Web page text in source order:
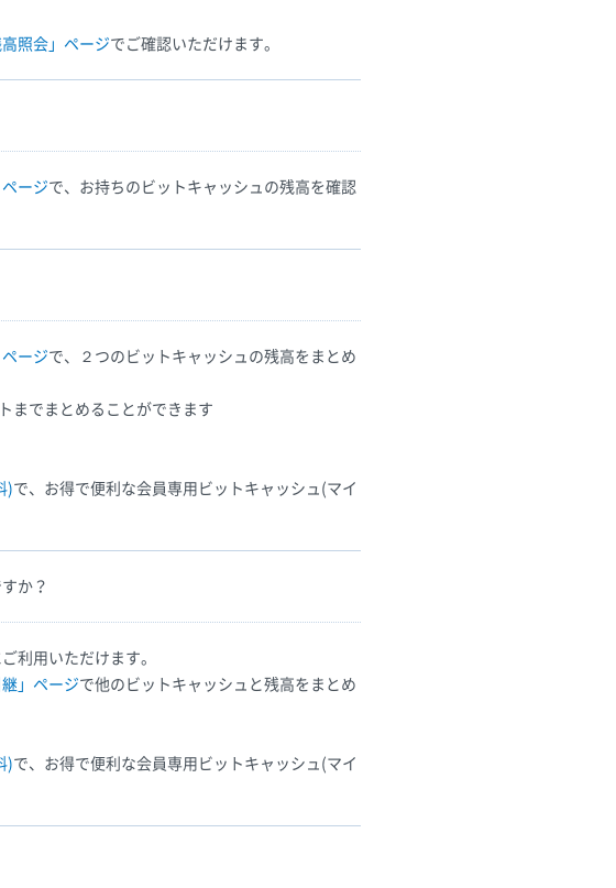
高照会」ページでご確認いただけます。
ページで、お持ちのビットキャッシュの残高を確認
ページで、２つのビットキャッシュの残高をまとめ
までまとめることができます
)で、お得で便利な会員専用ビットキャッシュ(マイ
か？
利用いただけます。
継」ページで他のビットキャッシュと残高をまとめ
)で、お得で便利な会員専用ビットキャッシュ(マイ